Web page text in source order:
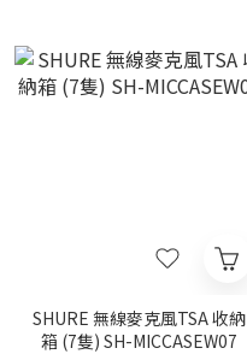
SHURE 無線麥克風TSA 收納
箱 (7隻) SH-MICCASEW07